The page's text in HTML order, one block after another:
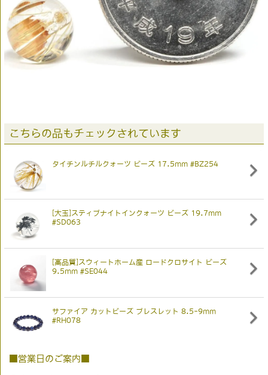
こちらの品もチェックされています
タイチンルチルクォーツ ビーズ 17.5mm #BZ254
[大玉]スティブナイトインクォーツ ビーズ 19.7mm
#SD063
[高品質]スウィートホーム産 ロードクロサイト ビーズ
9.5mm #SE044
サファイア カットビーズ ブレスレット 8.5-9mm
#RH078
■営業日のご案内■